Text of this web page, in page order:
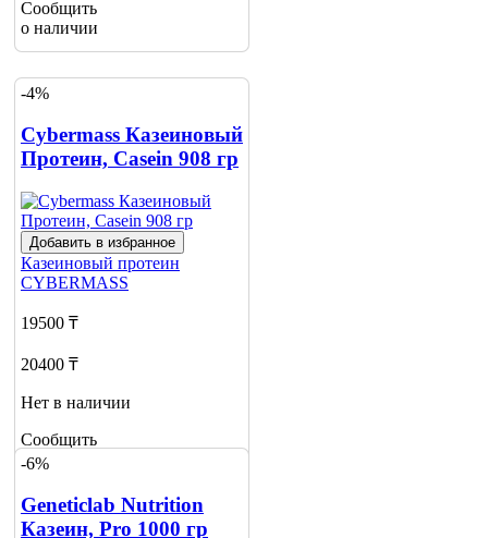
Сообщить
о наличии
-4%
Cybermass Казеиновый
Протеин, Casein 908 гр
Добавить в избранное
Казеиновый протеин
CYBERMASS
19500 ₸
20400 ₸
Нет в наличии
Сообщить
о наличии
-6%
Geneticlab Nutrition
Казеин, Pro 1000 гр